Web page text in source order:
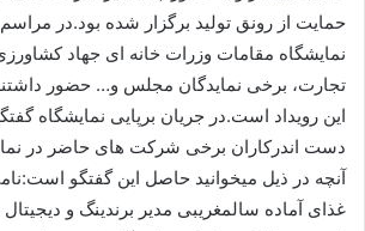
حمایت از رونق تولید برگزار شده بود.در مراسم
نمایشگاه مقامات وزرات خانه ای جهاد
تجارت، برخی نمایدگان مجلس و… حضور
این رویداد است.در جریان برپایی نمایشگاه
دست اندرکاران برخی شرکت های حاضر در
آنچه در ذیل میخوانید حاصل این گفتگو
غذای آماده سالمغریبی مدیر برندینگ و